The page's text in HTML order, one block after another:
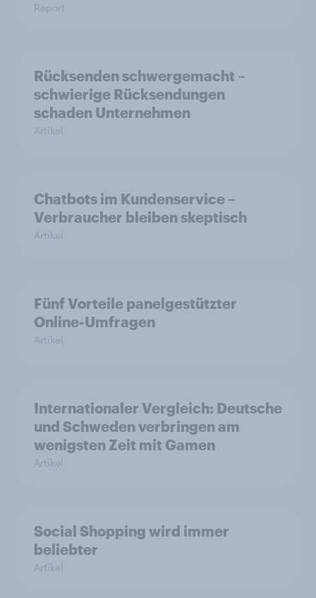
Report
Rücksenden schwergemacht –
schwierige Rücksendungen
schaden Unternehmen
Artikel
Chatbots im Kundenservice –
Verbraucher bleiben skeptisch
Artikel
Fünf Vorteile panelgestützter
Online-Umfragen
Artikel
Internationaler Vergleich: Deutsche
und Schweden verbringen am
wenigsten Zeit mit Gamen
Artikel
Social Shopping wird immer
beliebter
Artikel